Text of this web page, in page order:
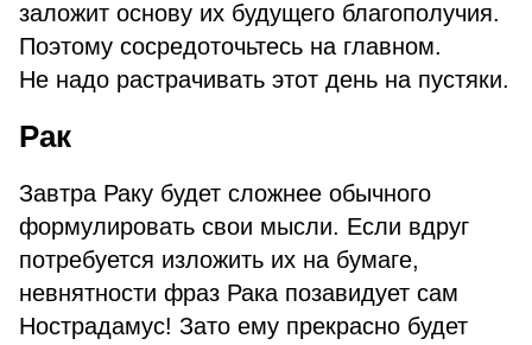
заложит основу их будущего благополучия.
Поэтому сосредоточьтесь на главном.
Не надо растрачивать этот день на пустяки.
Рак
Завтра Раку будет сложнее обычного
формулировать свои мысли. Если вдруг
потребуется изложить их на бумаге,
невнятности фраз Рака позавидует сам
Нострадамус! Зато ему прекрасно будет